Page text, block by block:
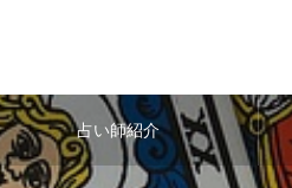
占い師紹介